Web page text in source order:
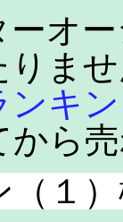
ーオ
りま
ンキ
から
１）